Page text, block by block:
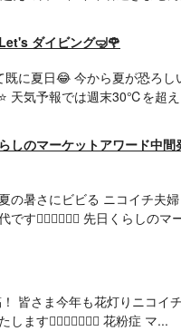
ダイビング🤿🌹
既に夏日😂 今から夏が恐ろ
天気予報では週末30℃を超
しのマーケットアワード中
の暑さにビビる ニコイチ
す🙇🏻‍♂️🙇🏻‍♀️ 先日くらしのマ
皆さま今年も花灯りニコイ
ます🙇🏻‍♂️🙇🏻‍♀️✨ 花粉症 マ...